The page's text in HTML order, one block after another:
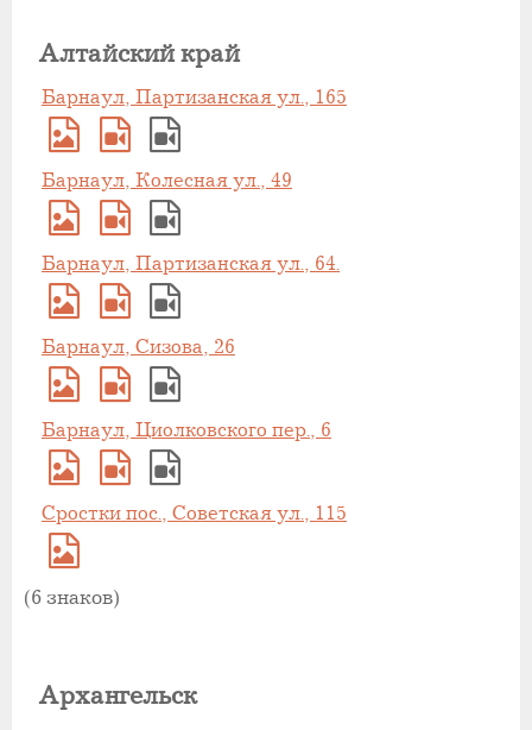
Алтайский край
Барнаул, Партизанская ул., 165
Барнаул, Колесная ул., 49
Барнаул, Партизанская ул., 64.
Барнаул, Сизова, 26
Барнаул, Циолковского пер., 6
Сростки пос., Советская ул., 115
(6 знаков)
Архангельск